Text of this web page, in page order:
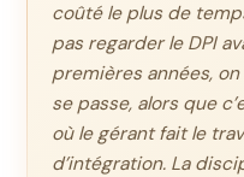
coûté le plus de
pas regarder le DPI
premières années,
se passe, alors que
où le gérant fait le
d’intégration. La